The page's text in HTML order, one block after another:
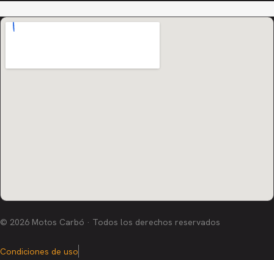
© 2026 Motos Carbó · Todos los derechos reservados
Condiciones de uso